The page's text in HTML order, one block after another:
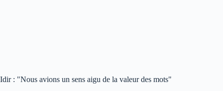
Idir : "Nous avions un sens aigu de la valeur des mots"